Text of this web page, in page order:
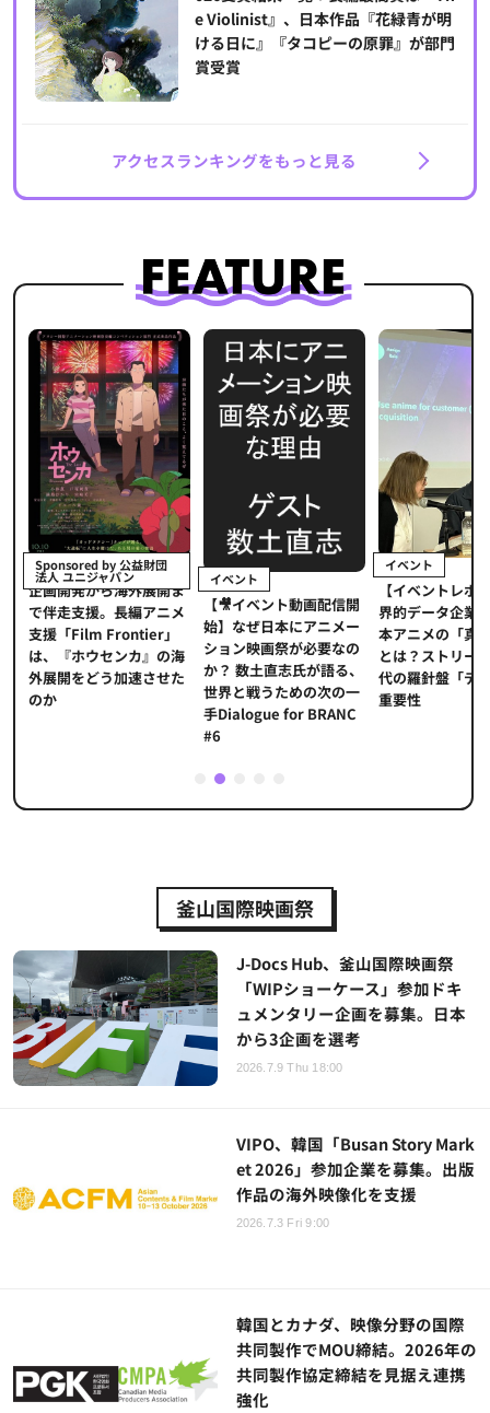
e Violinist』、日本作品『花緑青が明
ける日に』『タコピーの原罪』が部門
賞受賞
アクセスランキングをもっと見る
Sponsored by 公益財団
法人 ユニジャパン
企画開発から海外展開ま
で伴走支援。長編アニメ
支援「Film Frontier」
は、『ホウセンカ』の海
外展開をどう加速させた
のか
イベント
【🎥イベント動画配信開
始】なぜ日本にアニメー
ション映画祭が必要なの
か？ 数土直志氏が語る、
世界と戦うための次の一
手Dialogue for BRANC
#6
イベント
【イベントレポ
界的データ企業
本アニメの「真
とは？ストリー
代の羅針盤「デ
重要性
2
釜山国際映画祭
J-Docs Hub、釜山国際映画祭
「WIPショーケース」参加ドキ
ュメンタリー企画を募集。日本
から3企画を選考
2026.7.9 Thu 18:00
VIPO、韓国「Busan Story Mark
et 2026」参加企業を募集。出版
作品の海外映像化を支援
2026.7.3 Fri 9:00
韓国とカナダ、映像分野の国際
共同製作でMOU締結。2026年の
共同製作協定締結を見据え連携
強化